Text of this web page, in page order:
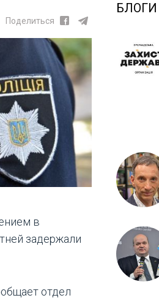
Поделиться
в
задержали
отдел
БЛОГИ